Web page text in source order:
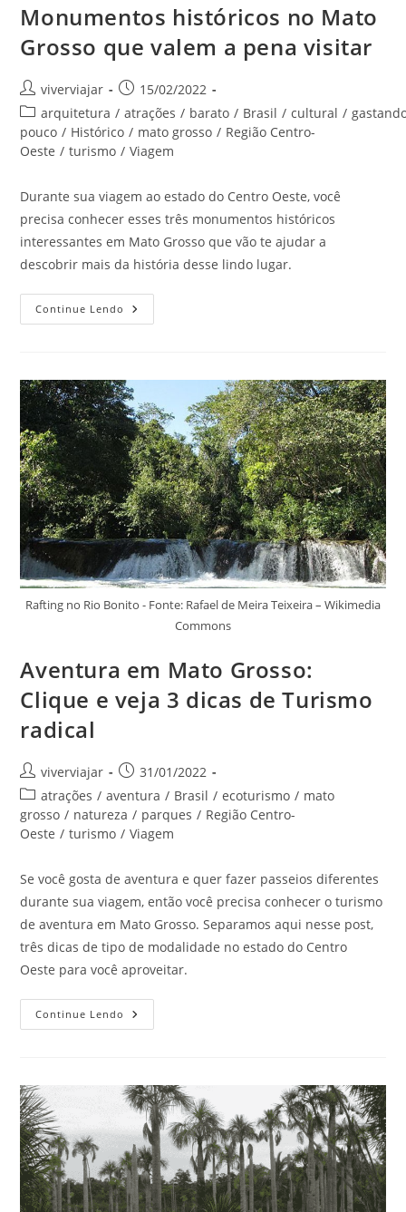
Monumentos históricos no Mato
Grosso que valem a pena visitar
Autor
do
post:
viverviajar
Post
publicado:
15/02/2022
Categoria
do
post:
arquitetura / atrações / barato / Brasil / cultural /
pouco / Histórico / mato grosso / Região Centro-
Oeste / turismo / Viagem
Durante sua viagem ao estado do Centro Oeste, você
precisa conhecer esses três monumentos históricos
interessantes em Mato Grosso que vão te ajudar a
descobrir mais da história desse lindo lugar.
Continue Lendo Monumentos
Históricos
Valem
A
Pena
Visitar
Rafting no Rio Bonito - Fonte: Rafael de Meira Teixeira – Wikimedia
Commons
Aventura em Mato Grosso:
Clique e veja 3 dicas de Turismo
radical
Autor
do
post:
viverviajar
Post
publicado:
31/01/2022
Categoria
do
post:
atrações / aventura / Brasil / ecoturismo / mato
grosso / natureza / parques / Região Centro-
Oeste / turismo / Viagem
Se você gosta de aventura e quer fazer passeios diferentes
durante sua viagem, então você precisa conhecer o turismo
de aventura em Mato Grosso. Separamos aqui nesse post,
três dicas de tipo de modalidade no estado do Centro
Oeste para você aproveitar.
Continue Lendo Aventura
Em
Veja
3
Dicas
Turismo
Radical